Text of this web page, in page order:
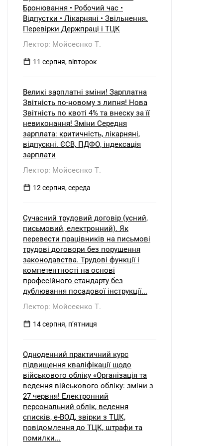
Бронювання • Робочий час •
Відпустки • Лікарняні • Звільнення.
Перевірки Держпраці і ТЦК
Лектор: Мойсеєнко Т.
11 серпня, вівторок
Великі зарплатні зміни! Зарплатна
Звітність по-новому з липня! Нова
Звітність по квоті 4% та внеску за її
невиконання! Зміни Середня
зарплата: критичність, лікарняні,
відпускні. ЄСВ, ПДФО, індексація
зарплати
Лектор: Мойсеєнко Т.
12 серпня, середа
Сучасний трудовий договір (усний,
письмовий, електронний). Як
перевести працівників на письмові
трудові договори без порушення
законодавства. Трудові функції і
компетентності на основі
професійного стандарту без
дублювання посадової інструкції...
Лектор: Мойсеєнко Т.
14 серпня, пʼятниця
Одноденний практичний курс
підвищення кваліфікації щодо
військового обліку «Організація та
ведення військового обліку: зміни з
27 червня! Електронний
персональний облік, ведення
списків, е-ВОД, звірки з ТЦК,
повідомлення до ТЦК, штрафи та
помилки...